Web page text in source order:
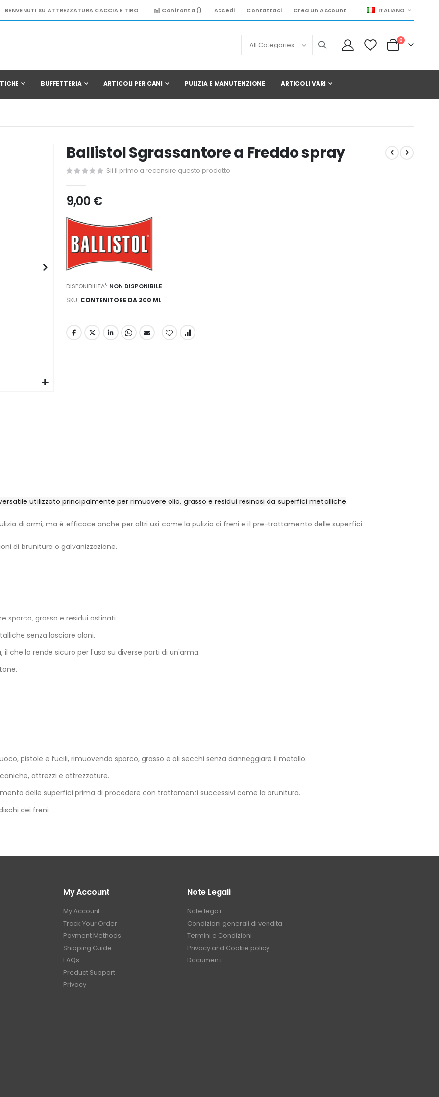
BENVENUTI SU ATTREZZATURA CACCIA E TIRO Confronta () Accedi Contattaci Crea un Account LINGUAITALIANO
Cart
0elementi
BUFFETTERIA ARTICOLI PER CANI PULIZIA E MANUTENZIONE ARTICOLI VARI
Ballistol Sgrassantore a Freddo spray
Sii il primo a recensire questo prodotto
9,00 €
DISPONIBILITA': NON DISPONIBILE
SKU CONTENITORE DA 200 ML
utilizzato principalmente per rimuovere olio, grasso e residui resinosi da superfici metalliche.
anche per altri usi come la pulizia di freni e il pre-trattamento delle superfici
galvanizzazione.
sporco, grasso e residui ostinati.
senza lasciare aloni.
il che lo rende sicuro per l'uso su diverse parti di un'arma.
pistole e fucili, rimuovendo sporco, grasso e oli secchi senza danneggiare il metallo.
attrezzi e attrezzature.
delle superfici prima di procedere con trattamenti successivi come la brunitura.
dei freni
My Account
My Account
Track Your Order
Payment Methods
Shipping Guide
FAQs
Product Support
Privacy
Note Legali
Note legali
Condizioni generali di vendita
Termini e Condizioni
Privacy and Cookie policy
Documenti